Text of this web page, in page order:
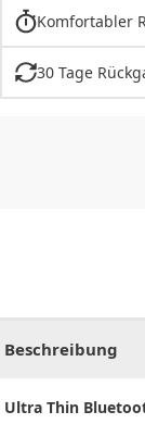
Komfortabler
30 Tage
Beschreibung
Ultra Thin